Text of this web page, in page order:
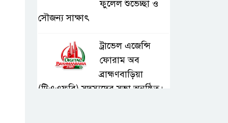
ফুলেল শুভেচ্ছা ও
সৌজন্য সাক্ষাৎ
ট্রাভেল এজেন্সি
ফোরাম অব
ব্রাহ্মণবাড়িয়া
(টিএএফবি) সদস্যদের সভা অনুষ্ঠিত।